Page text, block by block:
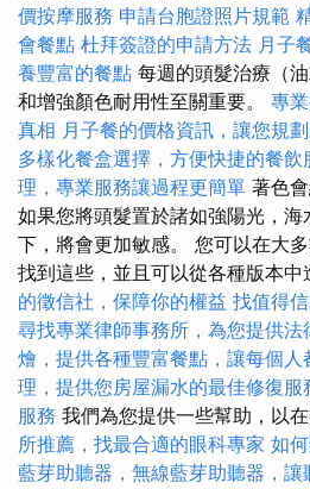
價按摩服務 申請台胞證照片規範
會餐點 杜拜簽證的申請方法 月子
養豐富的餐點 每週的頭髮治療（
和增強顏色耐用性至關重要。 專
真相 月子餐的價格資訊，讓您規
多樣化餐盒選擇，方便快捷的餐飲
理，專業服務讓過程更簡單 著色
如果您將頭髮置於諸如強陽光，
下，將會更加敏感。 您可以在大
找到這些，並且可以從各種版本中
的徵信社，保障你的權益 找值得
尋找專業律師事務所，為您提供法
燴，提供各種豐富餐點，讓每個人
理，提供您房屋漏水的最佳修復服
服務 我們為您提供一些幫助，以
所推薦，找最合適的眼科專家 如
藍芽助聽器，無線藍芽助聽器，讓